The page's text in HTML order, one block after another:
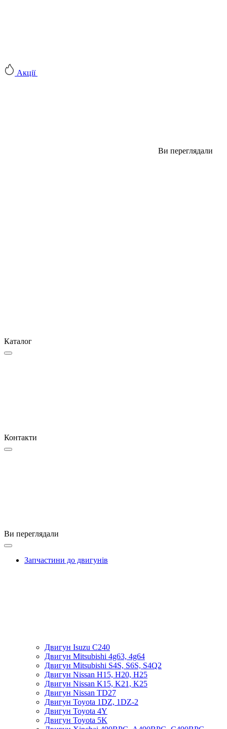
Акції
Ви переглядали
Каталог
Контакти
Ви переглядали
Запчастини до двигунів
Двигун Isuzu C240
Двигун Mitsubishi 4g63, 4g64
Двигун Mitsubishi S4S, S6S, S4Q2
Двигун Nissan H15, H20, H25
Двигун Nissan K15, K21, K25
Двигун Nissan TD27
Двигун Toyota 1DZ, 1DZ-2
Двигун Toyota 4Y
Двигун Toyota 5K